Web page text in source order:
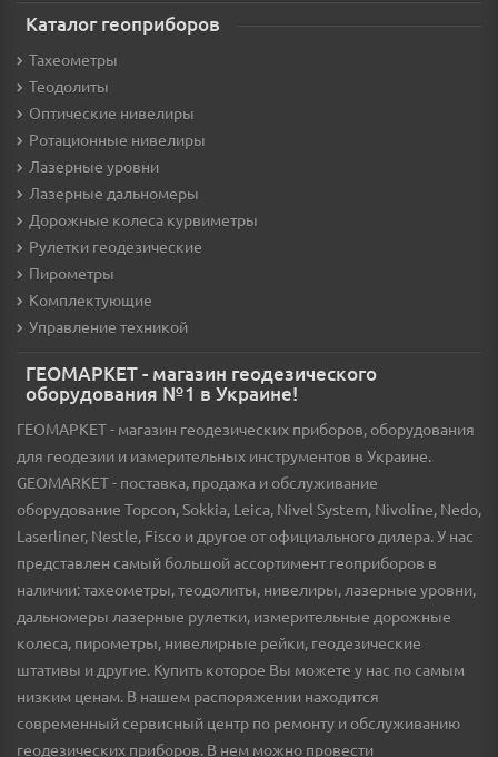
Каталог геоприборов
Тахеометры
Теодолиты
Оптические нивелиры
Ротационные нивелиры
Лазерные уровни
Лазерные дальномеры
Дорожные колеса курвиметры
Рулетки геодезические
Пирометры
Комплектующие
Управление техникой
ГЕОМАРКЕТ - магазин геодезического
оборудования №1 в Украине!
ГЕОМАРКЕТ - магазин геодезических приборов, оборудования
для геодезии и измерительных инструментов в Украине.
GEOMARKET - поставка, продажа и обслуживание
оборудование Topcon, Sokkia, Leica, Nivel System, Nivoline, Nedo,
Laserliner, Nestle, Fisco и другое от официального дилера. У нас
представлен самый большой ассортимент геоприборов в
наличии: тахеометры, теодолиты, нивелиры, лазерные уровни,
дальномеры лазерные рулетки, измерительные дорожные
колеса, пирометры, нивелирные рейки, геодезические
штативы и другие. Купить которое Вы можете у нас по самым
низким ценам. В нашем распоряжении находится
современный сервисный центр по ремонту и обслуживанию
геодезических приборов. В нем можно провести